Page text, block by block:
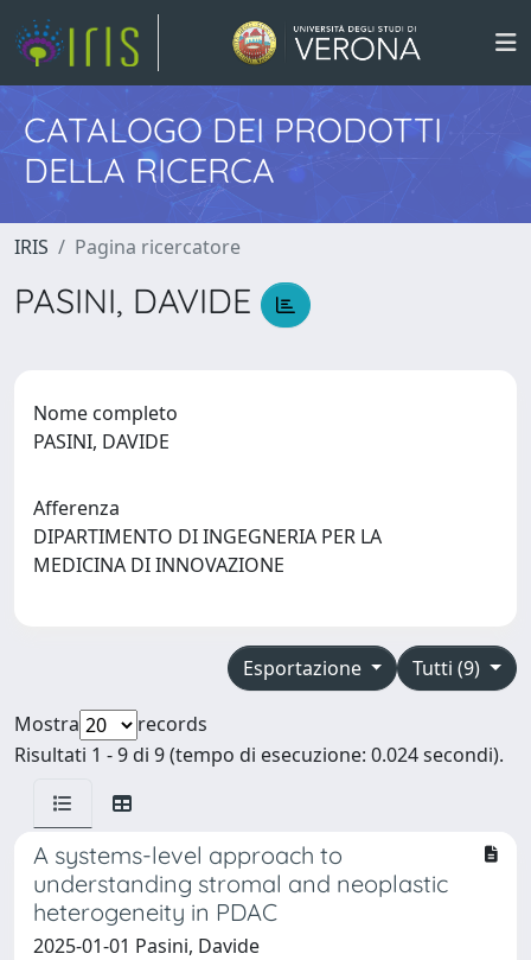
CATALOGO DEI PRODOTTI
DELLA RICERCA
IRIS Pagina ricercatore
PASINI, DAVIDE
Nome completo
PASINI, DAVIDE
Afferenza
DIPARTIMENTO DI INGEGNERIA PER LA
MEDICINA DI INNOVAZIONE
Tutti (9)
Esportazione
Mostra
records
Risultati 1 - 9 di 9 (tempo di esecuzione: 0.024 secondi).
A systems-level approach to
understanding stromal and neoplastic
heterogeneity in PDAC
2025-01-01 Pasini, Davide